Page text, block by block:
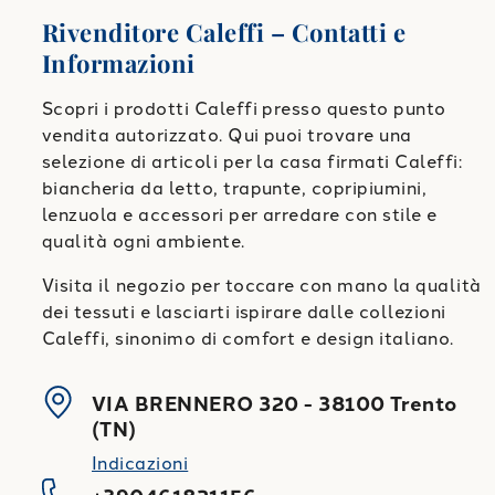
Rivenditore Caleffi – Contatti e
Informazioni
Scopri i prodotti Caleffi presso questo punto
vendita autorizzato. Qui puoi trovare una
selezione di articoli per la casa firmati Caleffi:
biancheria da letto, trapunte, copripiumini,
lenzuola e accessori per arredare con stile e
qualità ogni ambiente.
Visita il negozio per toccare con mano la qualità
dei tessuti e lasciarti ispirare dalle collezioni
Caleffi, sinonimo di comfort e design italiano.
VIA BRENNERO 320 - 38100 Trento
(TN)
Indicazioni